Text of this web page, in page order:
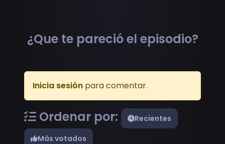
¿Que te pareció el episodio?
Inicia sesión para comentar.
Ordenar por:
Recientes
Más votados